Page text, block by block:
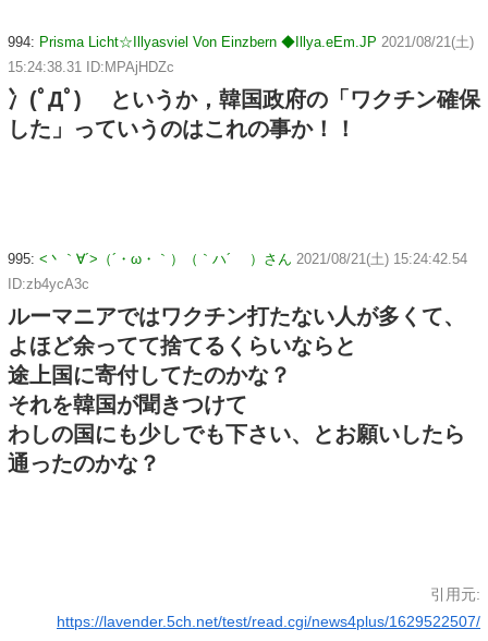
994: Prisma Licht☆Illyasviel Von Einzbern ◆Illya.eEm.JP 2021/08/21(土)
15:24:38.31 ID:MPAjHDZc
冫(ﾟДﾟ) というか，韓国政府の「ワクチン確保
した」っていうのはこれの事か！！
995: <丶｀∀´>（´・ω・｀）（｀ハ´ ）さん 2021/08/21(土) 15:24:42.54
ID:zb4ycA3c
ルーマニアではワクチン打たない人が多くて、
よほど余ってて捨てるくらいならと
途上国に寄付してたのかな？
それを韓国が聞きつけて
わしの国にも少しでも下さい、とお願いしたら
通ったのかな？
引用元:
https://lavender.5ch.net/test/read.cgi/news4plus/1629522507/